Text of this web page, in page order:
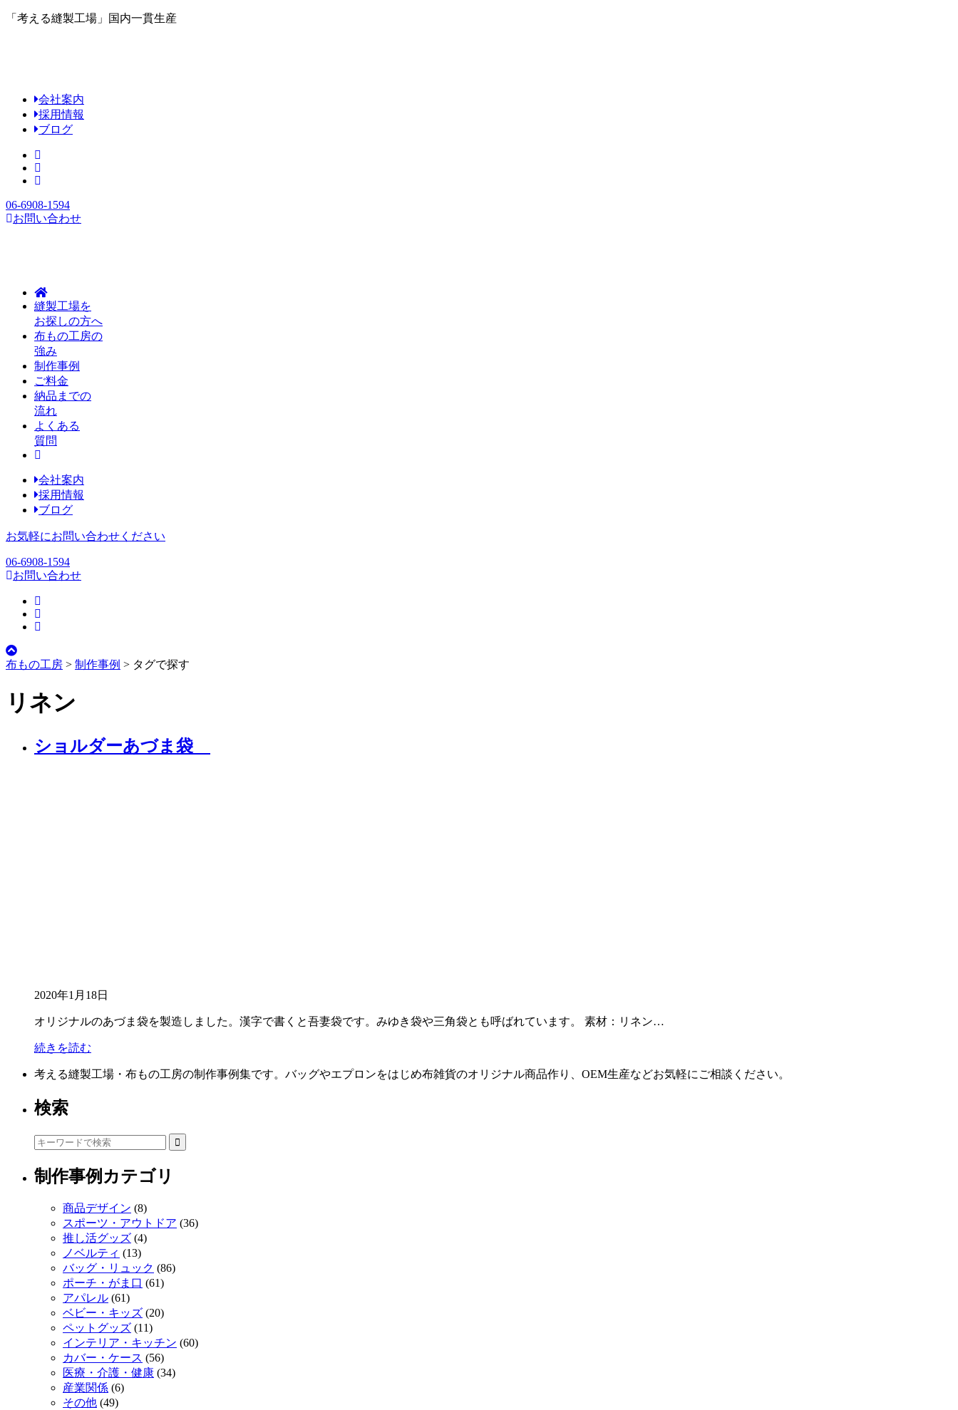
「考える縫製工場」国内一貫生産
会社案内
採用情報
ブログ
06-6908-1594
お問い合わせ
縫製工場を
お探しの方へ
布もの工房の
強み
制作事例
ご料金
納品までの
流れ
よくある
質問
会社案内
採用情報
ブログ
お気軽にお問い合わせください
06-6908-1594
お問い合わせ
布もの工房 > 制作事例 > タグで探す
リネン
ショルダーあづま袋
2020年1月18日
オリジナルのあづま袋を製造しました。漢字で書くと吾妻袋です。みゆき袋や三角袋とも呼ばれています。 素材：リネン…
続きを読む
考える縫製工場・布もの工房の制作事例集です。バッグやエプロンをはじめ布雑貨のオリジナル商品作り、OEM生産などお気軽にご相談ください。
検索
制作事例カテゴリ
商品デザイン (8)
スポーツ・アウトドア (36)
推し活グッズ (4)
ノベルティ (13)
バッグ・リュック (86)
ポーチ・がま口 (61)
アパレル (61)
ベビー・キッズ (20)
ペットグッズ (11)
インテリア・キッチン (60)
カバー・ケース (56)
医療・介護・健康 (34)
産業関係 (6)
その他 (49)